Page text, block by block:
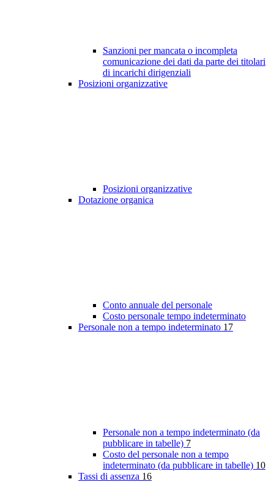
Sanzioni per mancata o incompleta
comunicazione dei dati da parte dei titolari
di incarichi dirigenziali
Posizioni organizzative
Posizioni organizzative
Dotazione organica
Conto annuale del personale
Costo personale tempo indeterminato
Personale non a tempo indeterminato 17
Personale non a tempo indeterminato (da
pubblicare in tabelle) 7
Costo del personale non a tempo
indeterminato (da pubblicare in tabelle) 10
Tassi di assenza 16